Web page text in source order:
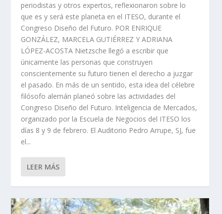
periodistas y otros expertos, reflexionaron sobre lo
que es y será este planeta en el ITESO, durante el
Congreso Diseño del Futuro. POR ENRIQUE
GONZÁLEZ, MARCELA GUTIÉRREZ Y ADRIANA
LÓPEZ-ACOSTA Nietzsche llegó a escribir que
únicamente las personas que construyen
conscientemente su futuro tienen el derecho a juzgar
el pasado. En más de un sentido, esta idea del célebre
filósofo alemán planeó sobre las actividades del
Congreso Diseño del Futuro. Inteligencia de Mercados,
organizado por la Escuela de Negocios del ITESO los
días 8 y 9 de febrero. El Auditorio Pedro Arrupe, SJ, fue
el...
LEER MÁS